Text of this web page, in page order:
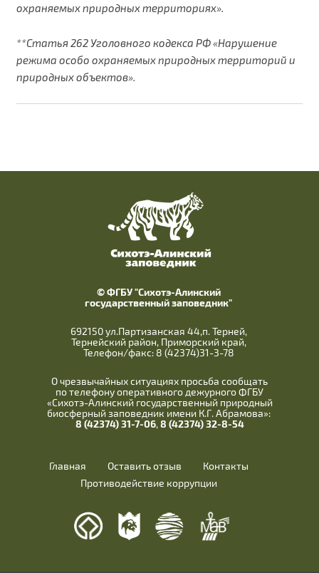
охраняемых природных территориях».
**Статья 262 Уголовного кодекса РФ «Нарушение
режима особо охраняемых природных территорий и
природных объектов».
© ФГБУ "Сихотэ-Алинский
государственный заповедник"
692150 ул.Партизанская 44,п. Терней,
Тернейский район, Приморский край,
Телефон/факс: 8 (42374)31-3-78
О чрезвычайных ситуациях просьба сообщать
по телефону оперативного дежурного ФГБУ
«Сихотэ-Алинский государственный природный
биосферный заповедник имени К.Г. Абрамова»:
8 (42374) 31-7-06,8 (42374) 32-8-54
Главная Оставить отзыв
Контакты
Противодействие коррупции